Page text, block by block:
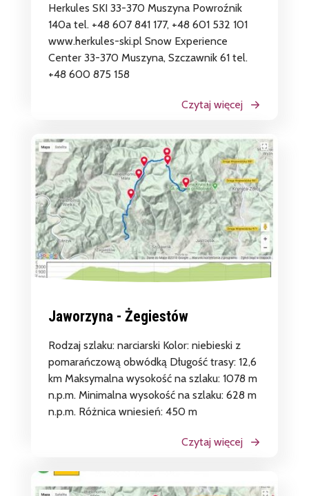
Herkules SKI 33-370 Muszyna Powroźnik
140a tel. +48 607 841 177, +48 601 532 101
www.herkules-ski.pl Snow Experience
Center 33-370 Muszyna, Szczawnik 61 tel.
+48 600 875 158
Czytaj więcej
Jaworzyna - Żegiestów
Rodzaj szlaku: narciarski Kolor: niebieski z
pomarańczową obwódką Długość trasy: 12,6
km Maksymalna wysokość na szlaku: 1078 m
n.p.m. Minimalna wysokość na szlaku: 628 m
n.p.m. Różnica wniesień: 450 m
Czytaj więcej